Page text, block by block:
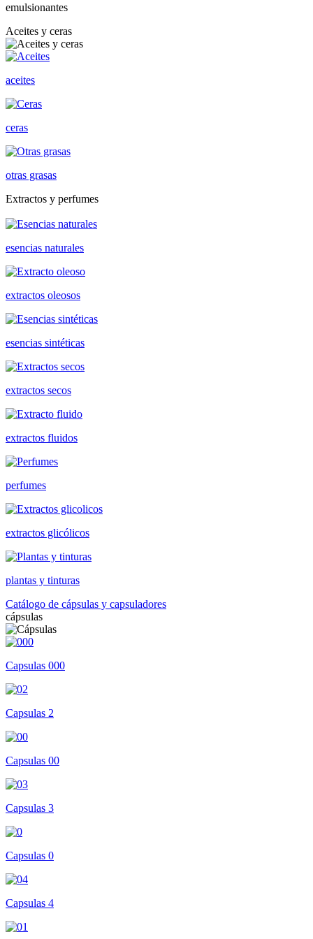
emulsionantes
Aceites y ceras
aceites
ceras
otras grasas
Extractos y perfumes
esencias naturales
extractos oleosos
esencias sintéticas
extractos secos
extractos fluidos
perfumes
extractos glicólicos
plantas y tinturas
Catálogo de cápsulas y capsuladores
cápsulas
Capsulas 000
Capsulas 2
Capsulas 00
Capsulas 3
Capsulas 0
Capsulas 4